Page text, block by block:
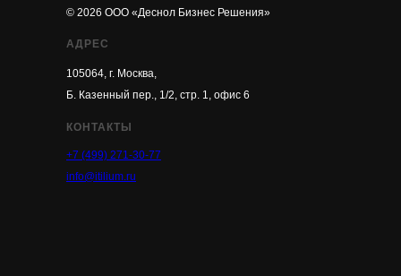
© 2026 ООО «Деснол Бизнес Решения»
АДРЕС
105064, г. Москва,
Б. Казенный пер., 1/2, стр. 1, офис 6
КОНТАКТЫ
+7 (499) 271-30-77
info@itilium.ru